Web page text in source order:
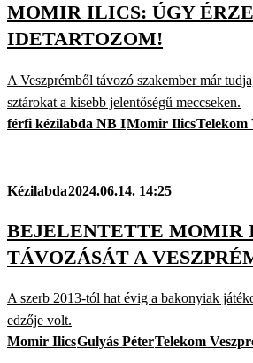
MOMIR ILICS: ÚGY
IDETARTOZOM!
A Veszprémből távozó szakember már
sztárokat a kisebb jelentőségű meccseken.
férfi kézilabda NB IMomir IlicsTelekom
Kézilabda2024.06.14. 14:25
BEJELENTETTE MOMIR
TÁVOZÁSÁT A
A szerb 2013-tól hat évig a bakonyiak
edzője volt.
Momir IlicsGulyás PéterTelekom